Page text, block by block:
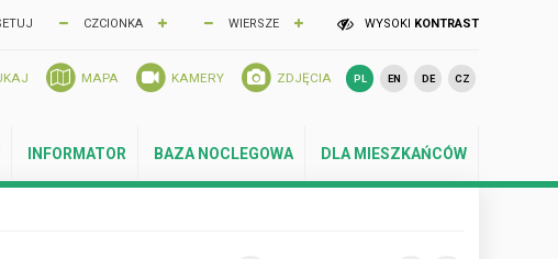
CZCIONKA WIERSZE WYSOKI KONTRAST
MAPA KAMERY ZDJĘCIA PL EN DE CZ
INFORMATOR BAZA NOCLEGOWA DLA MIESZKAŃCÓW